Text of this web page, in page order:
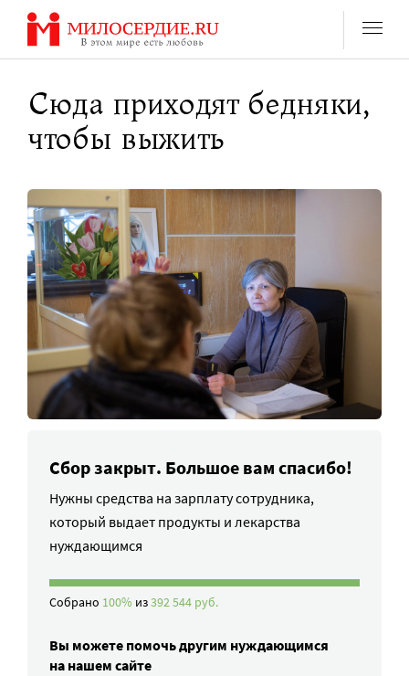
Перейти
содержанию
Сюда приходят бедняки,
чтобы выжить
Сбор закрыт. Большое вам спасибо!
Нужны средства на зарплату сотрудника,
который выдает продукты и лекарства
нуждающимся
Собрано 100% из392 544 руб.
Вы можете помочь другим нуждающимся
на нашем сайте